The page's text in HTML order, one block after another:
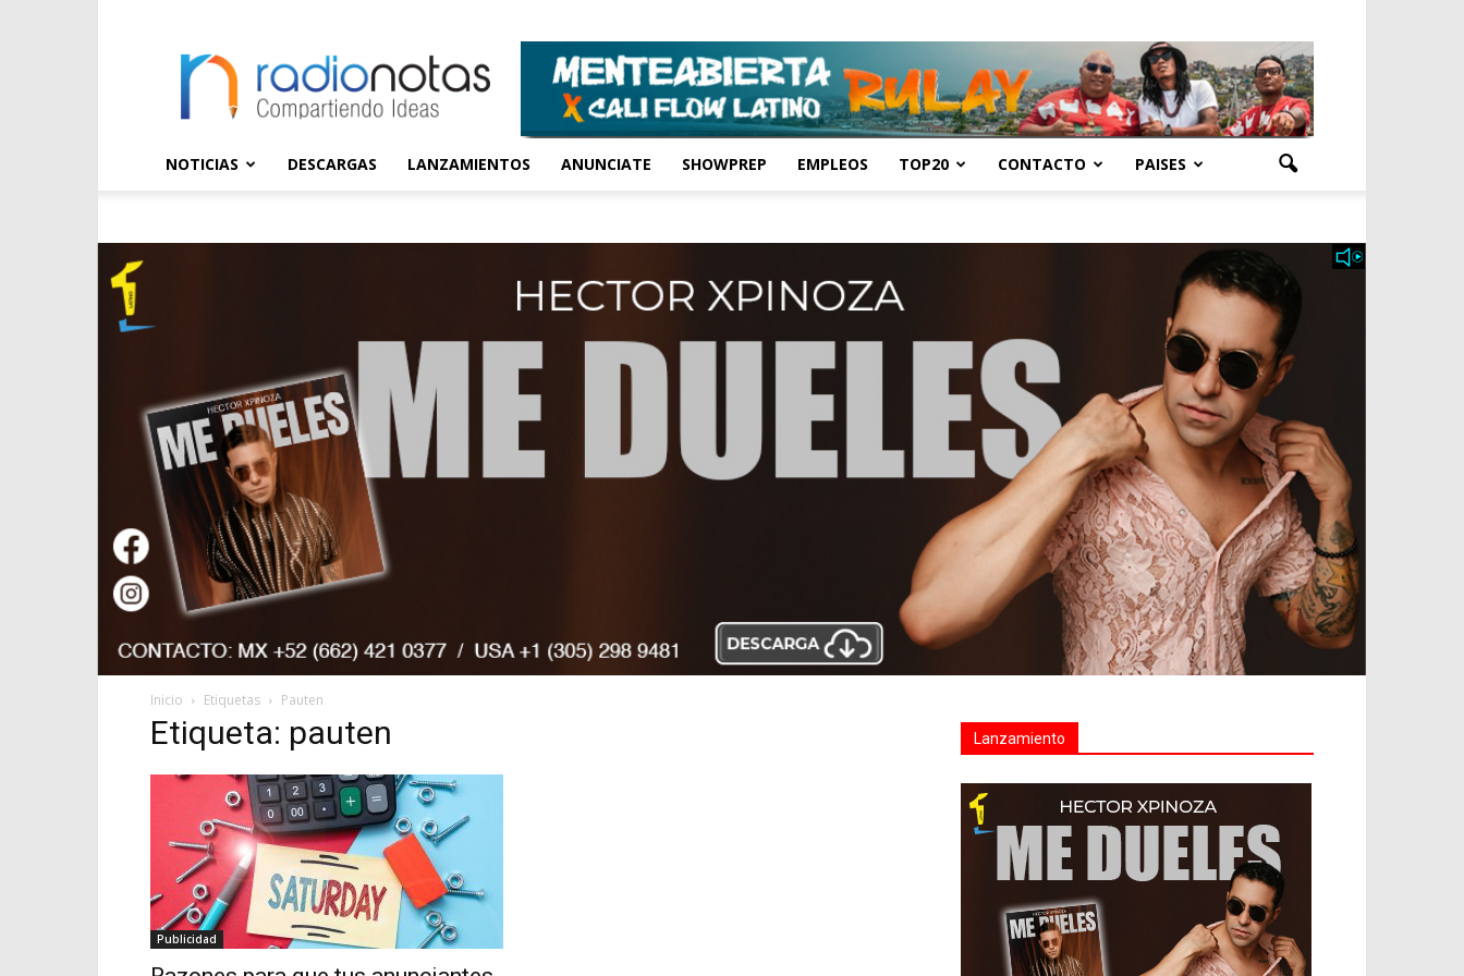
NOTICIAS DESCARGAS LANZAMIENTOS ANUNCIATE SHOWPREP EMPLEOS TOP20 CONTACTO PAISES
Inicio Etiquetas Pauten
Etiqueta: pauten
Publicidad
Lanzamiento